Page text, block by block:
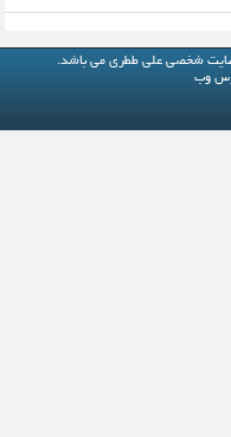
شخصی علی ططری می باشد.
وب